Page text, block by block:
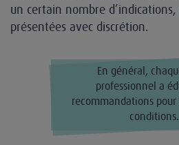
un certain nombre
présentées avec discrétion.
En général,
professionnel a
recommandations pour
conditions.